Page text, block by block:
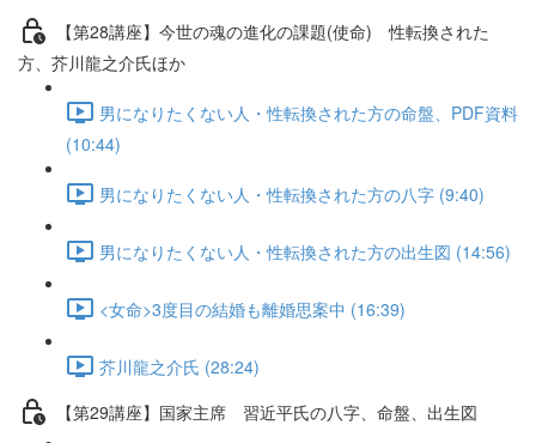
【第28講座】今世の魂の進化の課題(使命) 性転換された
方、芥川龍之介氏ほか
男になりたくない人・性転換された方の命盤、PDF資料
(10:44)
男になりたくない人・性転換された方の八字 (9:40)
男になりたくない人・性転換された方の出生図 (14:56)
<女命>3度目の結婚も離婚思案中 (16:39)
芥川龍之介氏 (28:24)
【第29講座】国家主席 習近平氏の八字、命盤、出生図